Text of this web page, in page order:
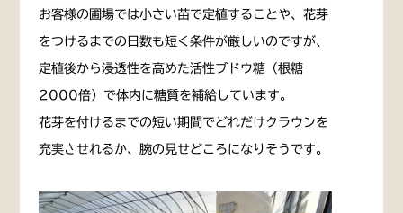
お客様の圃場では小さい苗で定植することや、花芽
をつけるまでの日数も短く条件が厳しいのですが、
定植後から浸透性を高めた活性ブドウ糖（根糖
2000倍）で体内に糖質を補給しています。
花芽を付けるまでの短い期間でどれだけクラウンを
充実させれるか、腕の見せどころになりそうです。